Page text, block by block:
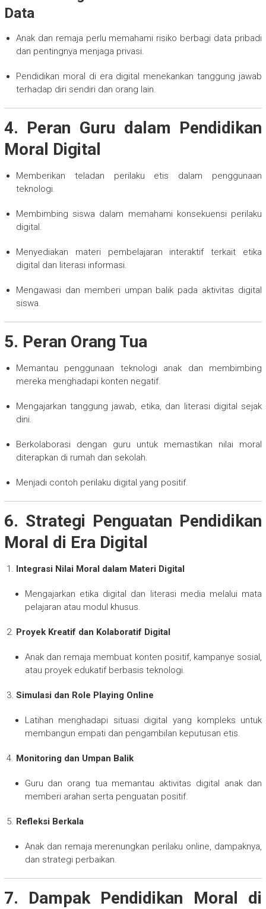
Data
Anak dan remaja perlu memahami risiko berbagi data pribadi
dan pentingnya menjaga privasi.
Pendidikan moral di era digital menekankan tanggung jawab
terhadap diri sendiri dan orang lain.
4. Peran Guru dalam Pendidikan
Moral Digital
Memberikan teladan perilaku etis dalam penggunaan
teknologi.
Membimbing siswa dalam memahami konsekuensi perilaku
digital.
Menyediakan materi pembelajaran interaktif terkait etika
digital dan literasi informasi.
Mengawasi dan memberi umpan balik pada aktivitas digital
siswa.
5. Peran Orang Tua
Memantau penggunaan teknologi anak dan membimbing
mereka menghadapi konten negatif.
Mengajarkan tanggung jawab, etika, dan literasi digital sejak
dini.
Berkolaborasi dengan guru untuk memastikan nilai moral
diterapkan di rumah dan sekolah.
Menjadi contoh perilaku digital yang positif.
6. Strategi Penguatan Pendidikan
Moral di Era Digital
Integrasi Nilai Moral dalam Materi Digital
Mengajarkan etika digital dan literasi media melalui mata
pelajaran atau modul khusus.
Proyek Kreatif dan Kolaboratif Digital
Anak dan remaja membuat konten positif, kampanye sosial,
atau proyek edukatif berbasis teknologi.
Simulasi dan Role Playing Online
Latihan menghadapi situasi digital yang kompleks untuk
membangun empati dan pengambilan keputusan etis.
Monitoring dan Umpan Balik
Guru dan orang tua memantau aktivitas digital anak dan
memberi arahan serta penguatan positif.
Refleksi Berkala
Anak dan remaja merenungkan perilaku online, dampaknya,
dan strategi perbaikan.
7. Dampak Pendidikan Moral di